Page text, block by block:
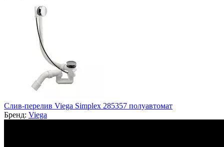
Слив-перелив Viega Simplex 285357 полуавтомат
Бренд: Viega